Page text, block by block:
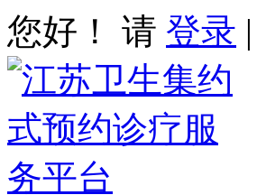
您好！ 请 登录 |